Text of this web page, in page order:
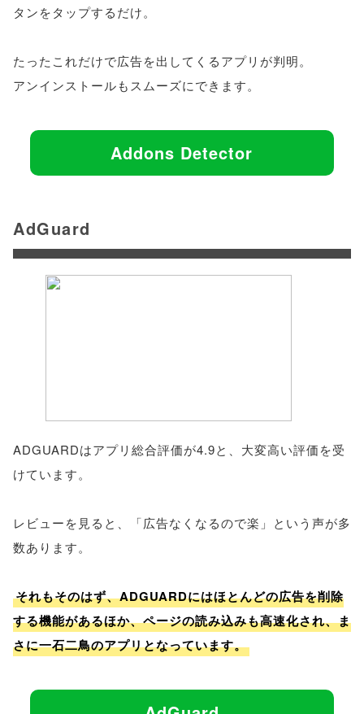
タンをタップするだけ。
たったこれだけで広告を出してくるアプリが判明。
アンインストールもスムーズにできます。
Addons Detector
AdGuard
ADGUARDはアプリ総合評価が4.9と、大変高い評価を受
けています。
レビューを見ると、「広告なくなるので楽」という声が多
数あります。
それもそのはず、ADGUARDにはほとんどの広告を削除
する機能があるほか、ページの読み込みも高速化され、ま
さに一石二鳥のアプリとなっています。